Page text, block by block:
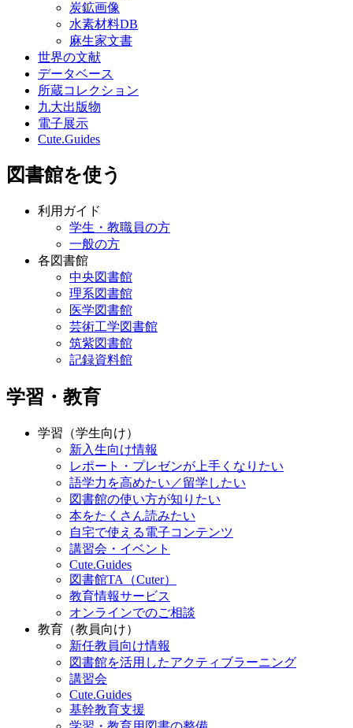
炭鉱画像
水素材料DB
麻生家文書
世界の文献
データベース
所蔵コレクション
九大出版物
電子展示
Cute.Guides
図書館を使う
利用ガイド
学生・教職員の方
一般の方
各図書館
中央図書館
理系図書館
医学図書館
芸術工学図書館
筑紫図書館
記録資料館
学習・教育
学習（学生向け）
新入生向け情報
レポート・プレゼンが上手くなりたい
語学力を高めたい／留学したい
図書館の使い方が知りたい
本をたくさん読みたい
自宅で使える電子コンテンツ
講習会・イベント
Cute.Guides
図書館TA（Cuter）
教育情報サービス
オンラインでのご相談
教育（教員向け）
新任教員向け情報
図書館を活用したアクティブラーニング
講習会
Cute.Guides
基幹教育支援